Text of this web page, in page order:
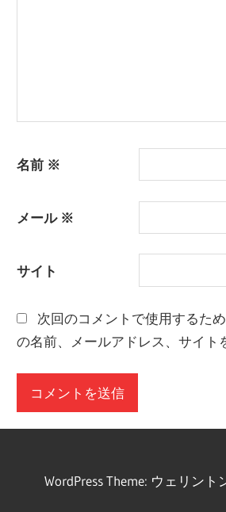
名前 ※
メール ※
サイト
次回のコメントで使用するた
の名前、メールアドレス、サイト
WordPress Theme: ウェリント